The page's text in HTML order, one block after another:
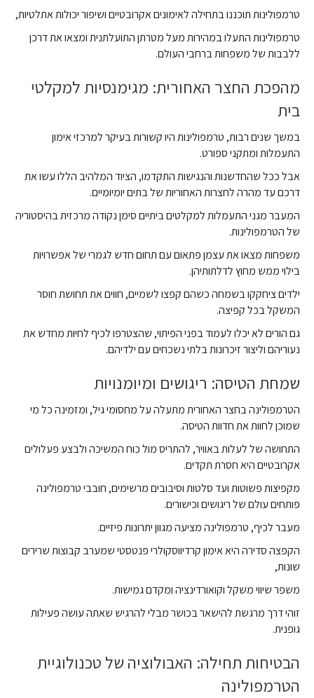
טרמפולינות תוכננו בתחילה לאימונים אקרובטיים ושיפור יכולות אתלטיות,
טרמפולינות התעלו במהירות מעל מטרתן התועלתנית ומצאו את דרכן
ללבבות של משפחות ברחבי העולם.
מהפכת החצר האחורית: מגימנסיות למקלטי
בית
במשך שנים רבות, טרמפולינות היו קשורות בעיקר למרכזי אימון
התעמלות ומתקני ספורט.
אבל ככל שהחדשנות והנגישות התקדמו, הציוד המלהיב הללו עשו את
דרכם עד מהרה לחצרות האחוריות של בתים יומיומיים.
המעבר מגני התעמלות למקלטים ביתיים סימן נקודה מרכזית בהיסטוריה
של הטרמפולינות.
משפחות מצאו את עצמן פתאום עם תחום חדש לגמרי של אפשרויות
בילוי ממש מחוץ לדלתותיהן.
ילדים ציחקקו בשמחה כשהם קפצו לשמיים, חווים את תחושת חוסר
המשקל בכל קפיצה.
גם הורים לא יכלו לעמוד בפני הפיתוי, שהצטרפו לכיף לחיות מחדש את
נעוריהם וליצור זיכרונות בלתי נשכחים עם ילדיהם.
שמחת הטיסה: ריגושים ומיומנויות
הטרמפולינה בחצר האחורית מתעלה על מחסומי גיל, ומזמינה כל מי
שמוכן לחוות את חדוות הטיסה.
התחושה של לעלות באוויר, להתריס מול כוח המשיכה ולבצע פעלולים
אקרובטיים היא חסרת תקדים.
מקפיצות פשוטות ועד סלטות וסיבובים מרשימים, חובבי טרמפולינה
פותחים עולם של ריגושים וכישורים.
מעבר לכיף, טרמפולינה מציעה מגוון יתרונות פיזיים.
הקפצה סדירה היא אימון קרדיווסקולרי פנטסטי שמערב קבוצות שרירים
שונות,
משפר שיווי משקל וקואורדינציה ומקדם גמישות.
זוהי דרך מרגשת להישאר בכושר מבלי להרגיש שאתה עושה פעילות
גופנית.
הבטיחות תחילה: האבולוציה של טכנולוגיית
הטרמפולינה